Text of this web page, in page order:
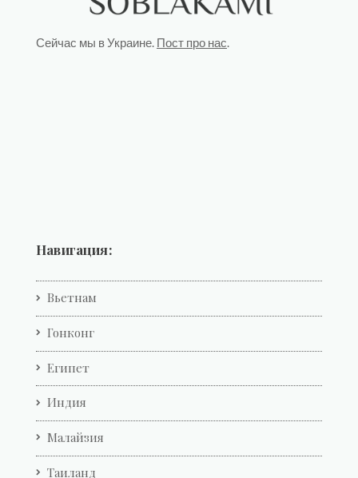
Сейчас мы в Украине. Пост про нас.
Навигация:
Вьетнам
Гонконг
Египет
Индия
Малайзия
Таиланд